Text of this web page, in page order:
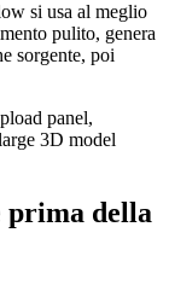
si usa al meglio
pulito, genera
sorgente, poi
prima della